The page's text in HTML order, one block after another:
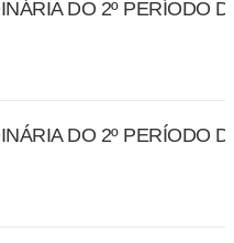
DO 2º PERÍODO
DO 2º PERÍODO